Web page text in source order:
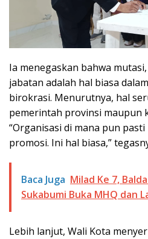
Ia menegaskan bahwa
jabatan adalah hal biasa
birokrasi. Menurutnya, hal
pemerintah provinsi maupun
“Organisasi di mana pun
promosi. Ini hal biasa,”
Baca Juga Milad Ke 7,
Sukabumi Buka MHQ dan
Lebih lanjut, Wali Kota